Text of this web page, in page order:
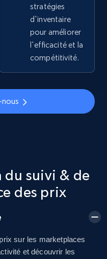
Currency, Initial
and more.
Commencer
Detailed
Seller rating,
stratégies
d'inventaire
pour améliorer
l'efficacité et la
compétitivité.
suivi & de
des prix
sur les marketplaces
et découvrir les